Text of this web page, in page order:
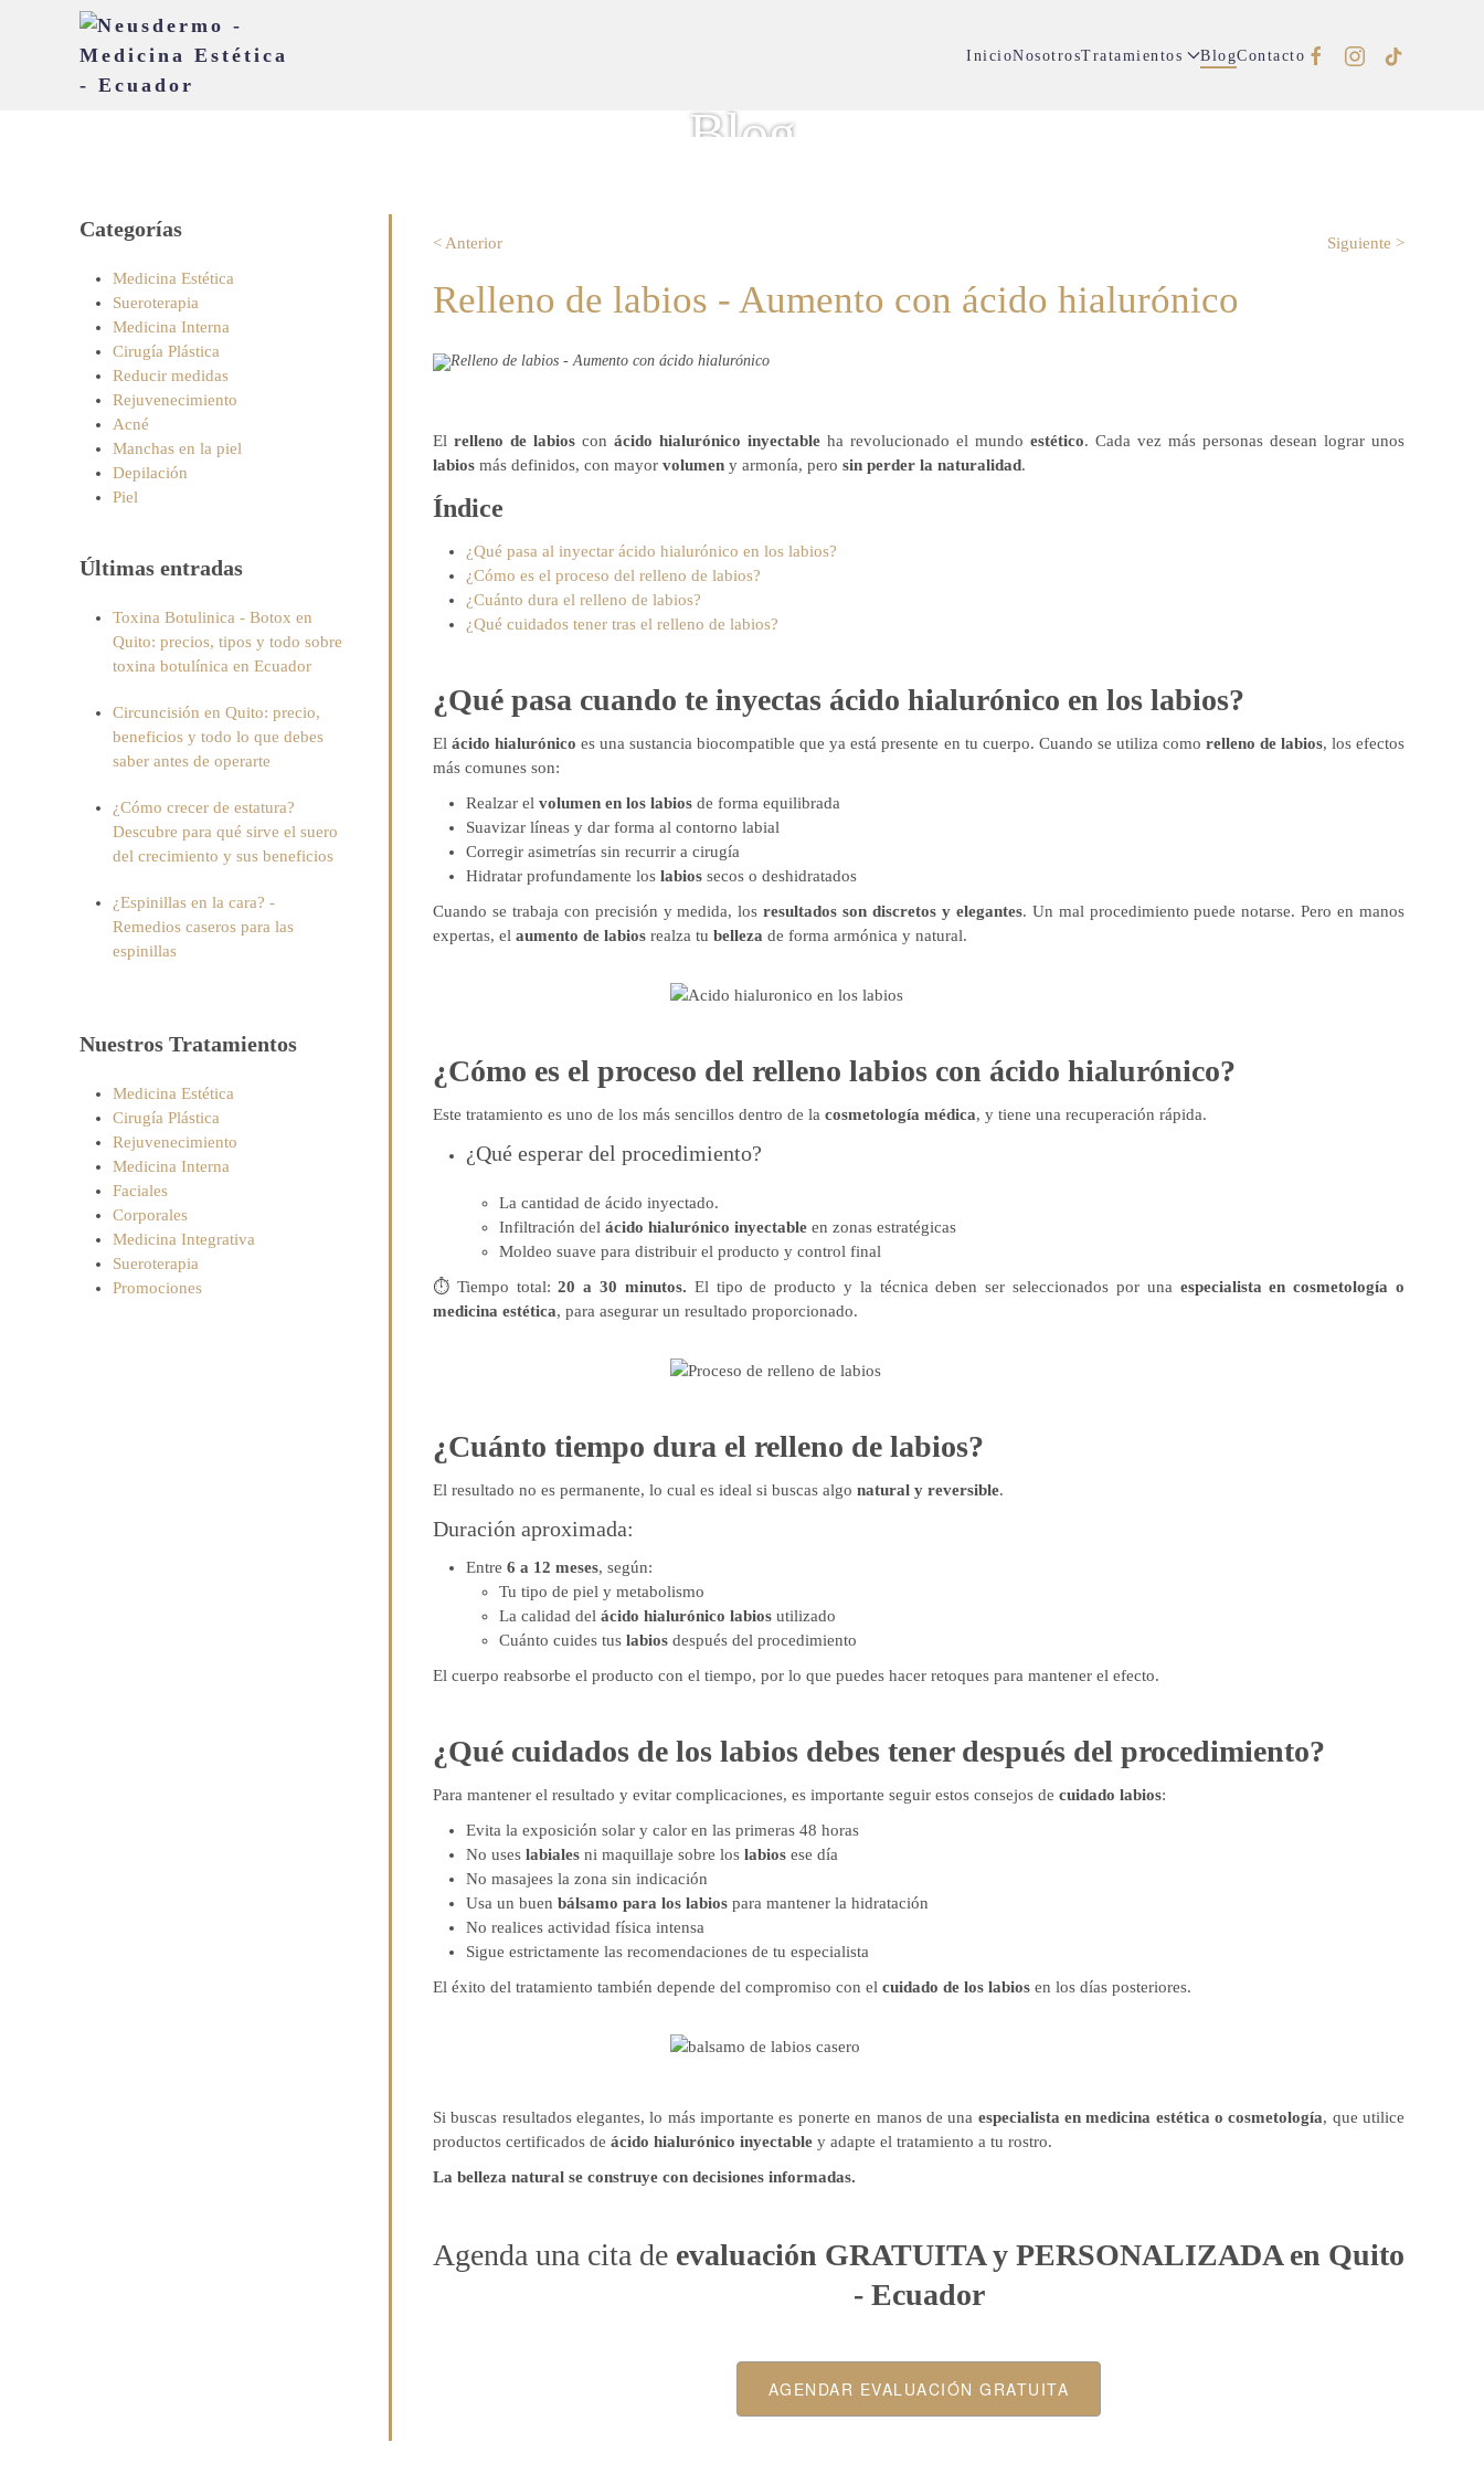
InicioNosotrosTratamientos BlogContacto
Blog
< Anterior Siguiente >
Relleno de labios - Aumento con ácido hialurónico
El relleno de labios con ácido hialurónico inyectable ha revolucionado el mundo estético. Cada vez más personas desean lograr unos
labios más definidos, con mayor volumen y armonía, pero sin perder la naturalidad.
Índice
¿Qué pasa al inyectar ácido hialurónico en los labios?
¿Cómo es el proceso del relleno de labios?
¿Cuánto dura el relleno de labios?
¿Qué cuidados tener tras el relleno de labios?
¿Qué pasa cuando te inyectas ácido hialurónico en los labios?
Elácido hialurónico es una sustancia biocompatible que ya está presente en tu cuerpo. Cuando se utiliza como relleno de labios, los efectos
más comunes son:
Realzar el volumen en los labios de forma equilibrada
Suavizar líneas y dar forma al contorno labial
Corregir asimetrías sin recurrir a cirugía
Hidratar profundamente los labios secos o deshidratados
Cuando se trabaja con precisión y medida, losresultados son discretos y elegantes. Un mal procedimiento puede notarse. Pero en manos
expertas, el aumento de labios realza tu belleza de forma armónica y natural.
¿Cómo es el proceso del relleno labios con ácido hialurónico?
Este tratamiento es uno de los más sencillos dentro de la cosmetología médica, y tiene una recuperación rápida.
¿Qué esperar del procedimiento?
La cantidad de ácido inyectado.
Infiltración del ácido hialurónico inyectable en zonas estratégicas
Moldeo suave para distribuir el producto y control final
⏱ Tiempo total:20 a 30 minutos. El tipo de producto y la técnica deben ser seleccionados por una especialista en cosmetología o
medicina estética, para asegurar un resultado proporcionado.
¿Cuánto tiempo dura el relleno de labios?
El resultado no es permanente, lo cual es ideal si buscas algo natural y reversible.
Duración aproximada:
Entre 6 a 12 meses, según:
Tu tipo de piel y metabolismo
La calidad del ácido hialurónico labios utilizado
Cuánto cuides tus labios después del procedimiento
El cuerpo reabsorbe el producto con el tiempo, por lo que puedes hacer retoques para mantener el efecto.
¿Qué cuidados de los labios debes tener después del procedimiento?
Para mantener el resultado y evitar complicaciones, es importante seguir estos consejos de cuidado labios:
Evita la exposición solar y calor en las primeras 48 horas
No uses labiales ni maquillaje sobre los labios ese día
No masajees la zona sin indicación
Usa un buen bálsamo para los labios para mantener la hidratación
No realices actividad física intensa
Sigue estrictamente las recomendaciones de tu especialista
El éxito del tratamiento también depende del compromiso con el cuidado de los labios en los días posteriores.
Si buscas resultados elegantes, lo más importante es ponerte en manos de una especialista en medicina estética o cosmetología, que utilice
productos certificados de ácido hialurónico inyectable y adapte el tratamiento a tu rostro.
La belleza natural se construye con decisiones informadas.
Agenda una cita de evaluación GRATUITA y PERSONALIZADA en Quito
- Ecuador
AGENDAR EVALUACIÓN GRATUITA
Categorías
Medicina Estética
Sueroterapia
Medicina Interna
Cirugía Plástica
Reducir medidas
Rejuvenecimiento
Acné
Manchas en la piel
Depilación
Piel
Últimas entradas
Toxina Botulinica - Botox en
Quito: precios, tipos y todo sobre
toxina botulínica en Ecuador
Circuncisión en Quito: precio,
beneficios y todo lo que debes
saber antes de operarte
¿Cómo crecer de estatura?
Descubre para qué sirve el suero
del crecimiento y sus beneficios
¿Espinillas en la cara? -
Remedios caseros para las
espinillas
Nuestros Tratamientos
Medicina Estética
Cirugía Plástica
Rejuvenecimiento
Medicina Interna
Faciales
Corporales
Medicina Integrativa
Sueroterapia
Promociones